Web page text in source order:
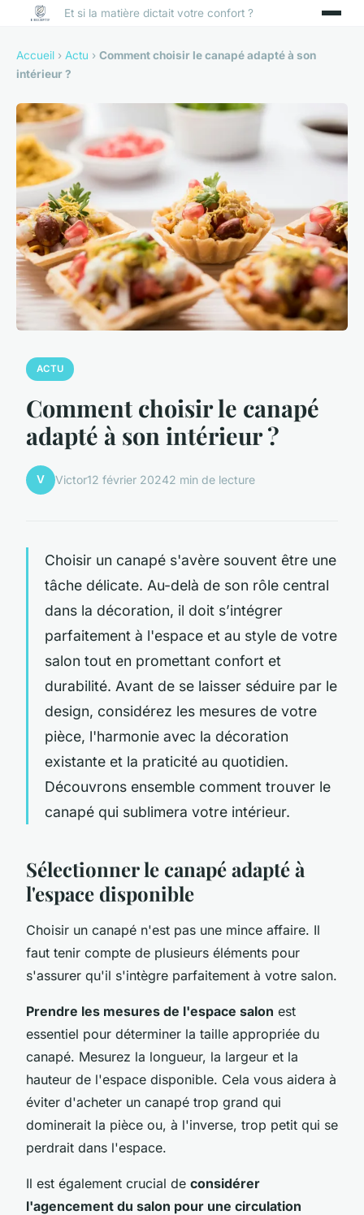
Et si la matière dictait votre confort ?
Accueil › Actu › Comment choisir le canapé adapté à son
intérieur ?
ACTU
Comment choisir le canapé
adapté à son intérieur ?
V Victor12 février 20242 min de lecture
Choisir un canapé s'avère souvent être une
tâche délicate. Au-delà de son rôle central
dans la décoration, il doit s’intégrer
parfaitement à l'espace et au style de votre
salon tout en promettant confort et
durabilité. Avant de se laisser séduire par le
design, considérez les mesures de votre
pièce, l'harmonie avec la décoration
existante et la praticité au quotidien.
Découvrons ensemble comment trouver le
canapé qui sublimera votre intérieur.
Sélectionner le canapé adapté à
l'espace disponible
Choisir un canapé n'est pas une mince affaire. Il
faut tenir compte de plusieurs éléments pour
s'assurer qu'il s'intègre parfaitement à votre salon.
Prendre les mesures de l'espace salon est
essentiel pour déterminer la taille appropriée du
canapé. Mesurez la longueur, la largeur et la
hauteur de l'espace disponible. Cela vous aidera à
éviter d'acheter un canapé trop grand qui
dominerait la pièce ou, à l'inverse, trop petit qui se
perdrait dans l'espace.
Il est également crucial de considérer
l'agencement du salon pour une circulation